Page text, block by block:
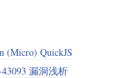
(Micro) QuickJS
漏洞浅析